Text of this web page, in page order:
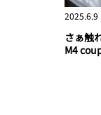
2025.6.9
さぁ触
M4